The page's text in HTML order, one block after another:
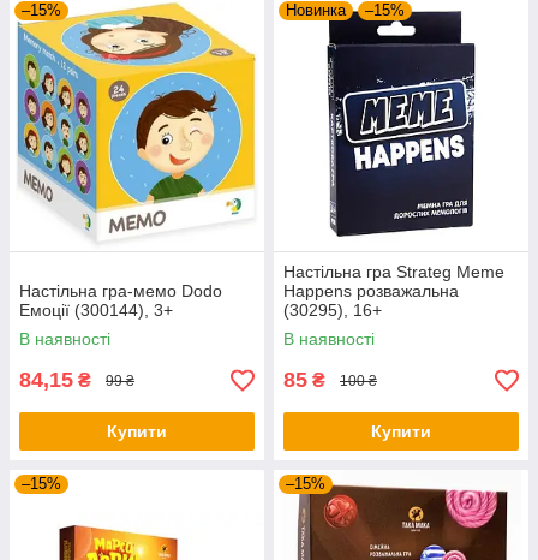
–15%
Настільна гра-мемо Dodo
Емоції (300144), 3+
В наявності
84,15 ₴ 99 ₴
Купити
Новинка –15%
Настільна гра Strateg Meme
Happens розважальна
(30295), 16+
В наявності
85 ₴ 100 ₴
Купити
–15% –15%